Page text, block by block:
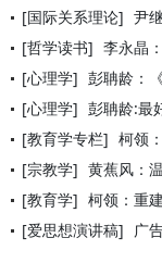
[国际关系理论] 尹
[哲学读书] 李永晶
[心理学] 彭聃龄：
[心理学] 彭聃龄:最
[教育学专栏] 柯领
[宗教学] 黄蕉风：温
[教育学] 柯领：重
[爱思想演讲稿] 广